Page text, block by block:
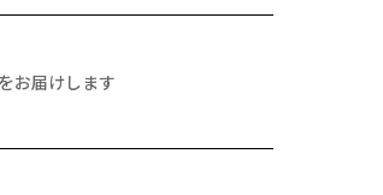
お届けします